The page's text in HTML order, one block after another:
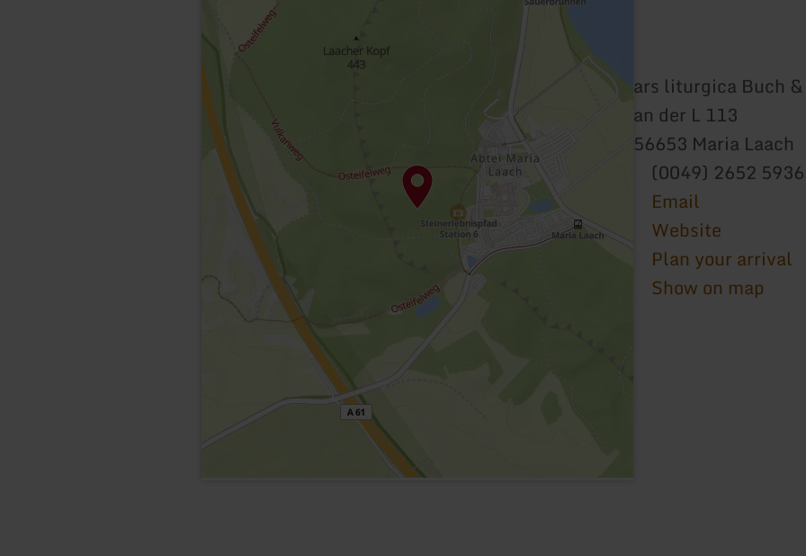
ars liturgica Buch
an der L 113
56653 Maria Laach
(0049) 2652
Email
Website
Plan your arrival
Show on map